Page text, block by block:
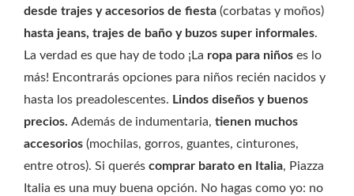
desde trajes y accesorios de fiesta (corbatas y moños)
hasta jeans, trajes de baño y buzos super informales.
La verdad es que hay de todo ¡La ropa para niños es lo
más! Encontrarás opciones para niños recién nacidos y
hasta los preadolescentes. Lindos diseños y buenos
precios. Además de indumentaria, tienen muchos
accesorios (mochilas, gorros, guantes, cinturones,
entre otros). Si querés comprar barato en Italia, Piazza
Italia es una muy buena opción. No hagas como yo: no